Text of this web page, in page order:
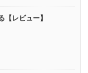
【レビュー】